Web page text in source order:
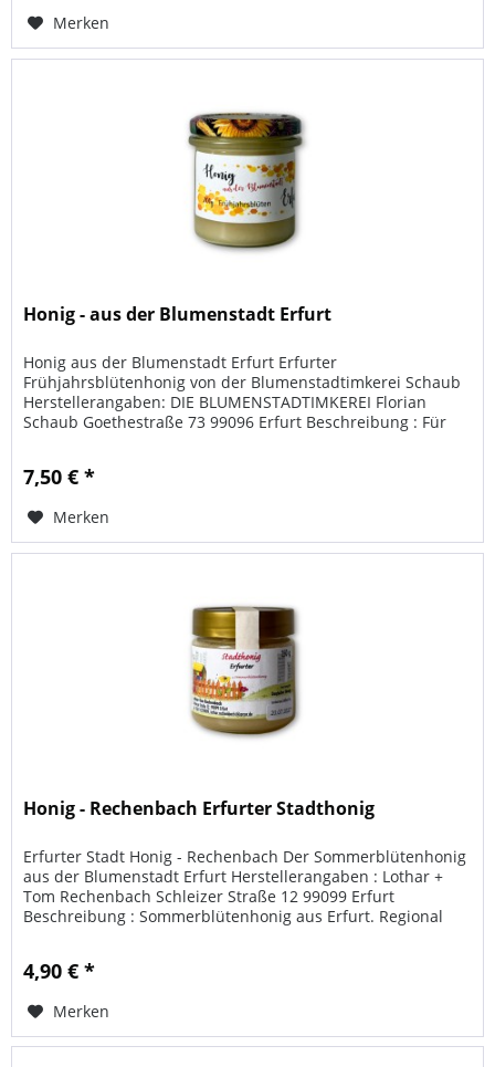
Merken
Honig - aus der Blumenstadt Erfurt
Honig aus der Blumenstadt Erfurt Erfurter
Frühjahrsblütenhonig von der Blumenstadtimkerei Schaub
Herstellerangaben: DIE BLUMENSTADTIMKEREI Florian
Schaub Goethestraße 73 99096 Erfurt Beschreibung : Für
7,50 € *
Merken
Honig - Rechenbach Erfurter Stadthonig
Erfurter Stadt Honig - Rechenbach Der Sommerblütenhonig
aus der Blumenstadt Erfurt Herstellerangaben : Lothar +
Tom Rechenbach Schleizer Straße 12 99099 Erfurt
Beschreibung : Sommerblütenhonig aus Erfurt. Regional
4,90 € *
Merken